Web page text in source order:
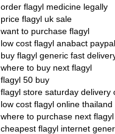
order flagyl medicine legally
price flagyl uk sale
want to purchase flagyl
low cost flagyl anabact paypal
buy flagyl generic fast
where to buy next flagyl
flagyl 50 buy
flagyl store saturday delivery
low cost flagyl online thailand
where to purchase next flagyl
cheapest flagyl internet